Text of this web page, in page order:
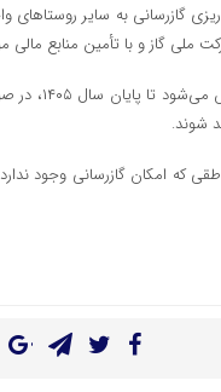
گازرسانی به سایر
گاز و با تأمین منابع مالی
صیدالی
شوند.
که امکان گازرسانی وجود